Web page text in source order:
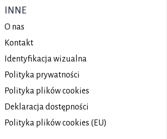
INNE
O nas
Kontakt
Identyfikacja wizualna
Polityka prywatności
Polityka plikówcookies
Deklaracja dostępności
Polityka plików cookies (EU)